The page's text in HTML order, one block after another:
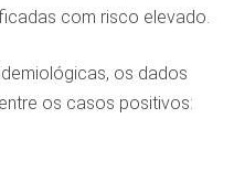
com risco elevado.
os dados
os casos positivos: